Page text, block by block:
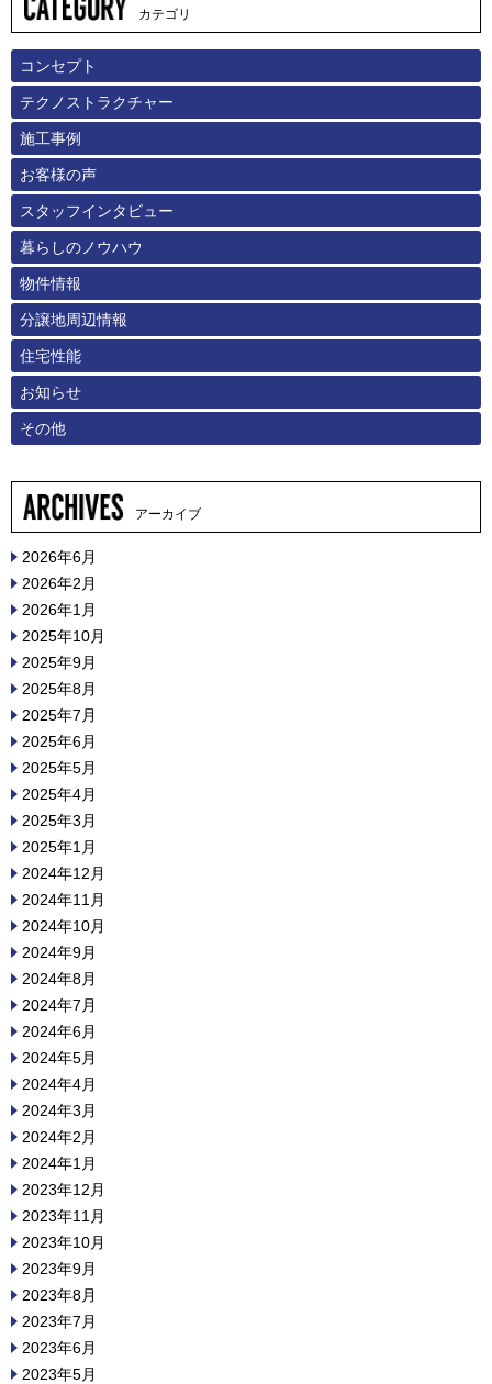
カテゴリ
コンセプト
テクノストラクチャー
施工事例
お客様の声
スタッフインタビュー
暮らしのノウハウ
物件情報
分譲地周辺情報
住宅性能
お知らせ
その他
アーカイブ
2026年6月
2026年2月
2026年1月
2025年10月
2025年9月
2025年8月
2025年7月
2025年6月
2025年5月
2025年4月
2025年3月
2025年1月
2024年12月
2024年11月
2024年10月
2024年9月
2024年8月
2024年7月
2024年6月
2024年5月
2024年4月
2024年3月
2024年2月
2024年1月
2023年12月
2023年11月
2023年10月
2023年9月
2023年8月
2023年7月
2023年6月
2023年5月